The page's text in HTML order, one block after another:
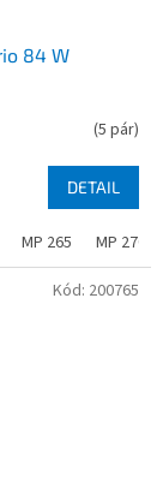
84 W
(5 pár)
DETAIL
MP 265 MP 270
Kód: 200765